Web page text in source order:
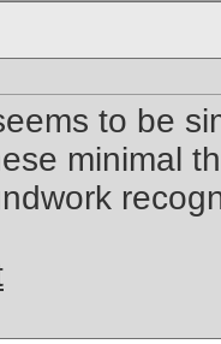
to be
minimal